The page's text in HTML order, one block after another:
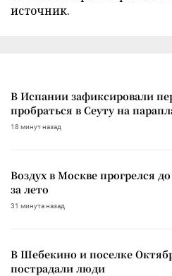
источник.
В Испании зафиксировали
пробраться в Сеуту на
18 минут назад
Воздух в Москве прогрелся
за лето
31 минута назад
В Шебекино и поселке
пострадали люди